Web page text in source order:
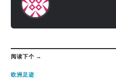
阅读下个 →
欧洲足迹